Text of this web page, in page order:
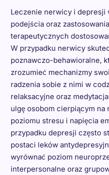
Leczenie nerwicy i depresji
podejścia oraz
terapeutycznych
W przypadku nerwicy
poznawczo-behawioralne,
zrozumieć mechanizmy
radzenia sobie z nimi w
relaksacyjne oraz
ulgę osobom cierpiącym
poziomu stresu i napięcia
przypadku depresji często
postaci leków
wyrównać poziom
interpersonalne oraz